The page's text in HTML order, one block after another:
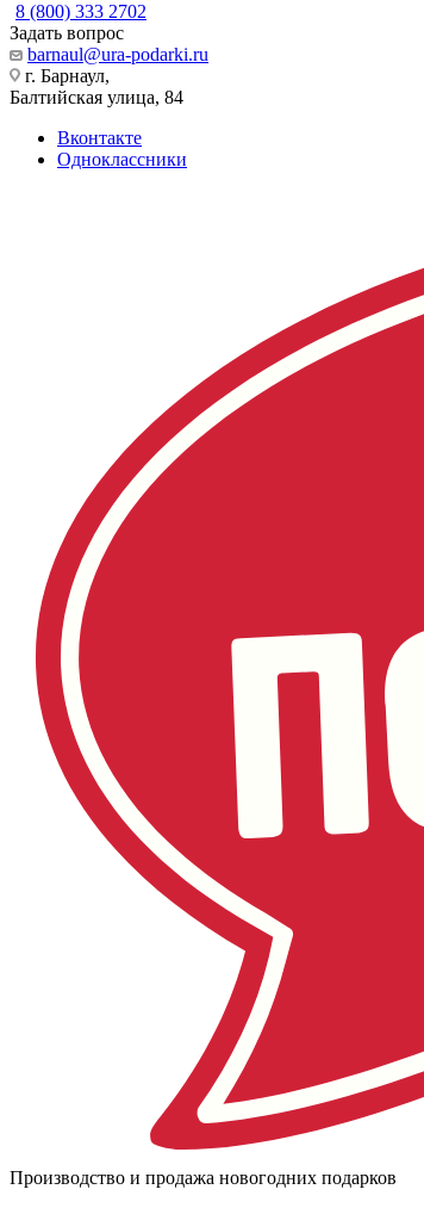
8 (800) 333 2702
Задать вопрос
barnaul@ura-podarki.ru
г. Барнаул,
Балтийская улица, 84
Вконтакте
Одноклассники
Производство и продажа новогодних подарков